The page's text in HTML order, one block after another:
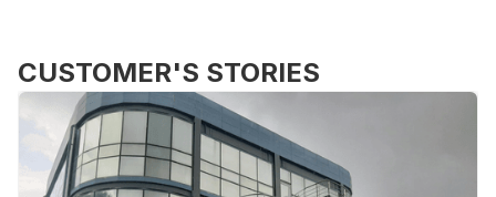
CUSTOMER'S STORIES